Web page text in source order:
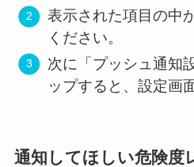
表示された項目の中
ください。
次に「プッシュ通知
ップすると、設定画
通知してほしい危険度